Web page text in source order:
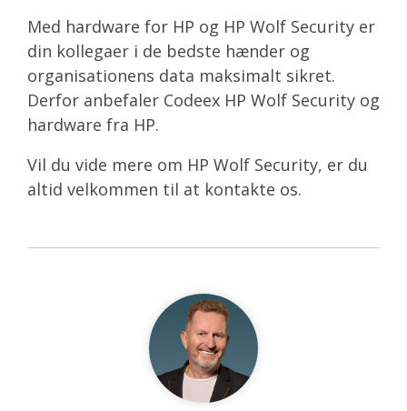
Med hardware for HP og HP Wolf Security er
din kollegaer i de bedste hænder og
organisationens data maksimalt sikret.
Derfor anbefaler Codeex HP Wolf Security og
hardware fra HP.
Vil du vide mere om HP Wolf Security, er du
altid velkommen til at kontakte os.